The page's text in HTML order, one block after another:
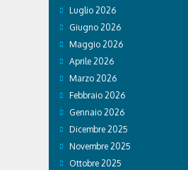
Luglio 2026
Giugno 2026
Maggio 2026
Aprile 2026
Marzo 2026
Febbraio 2026
Gennaio 2026
Dicembre 2025
Novembre 2025
Ottobre 2025